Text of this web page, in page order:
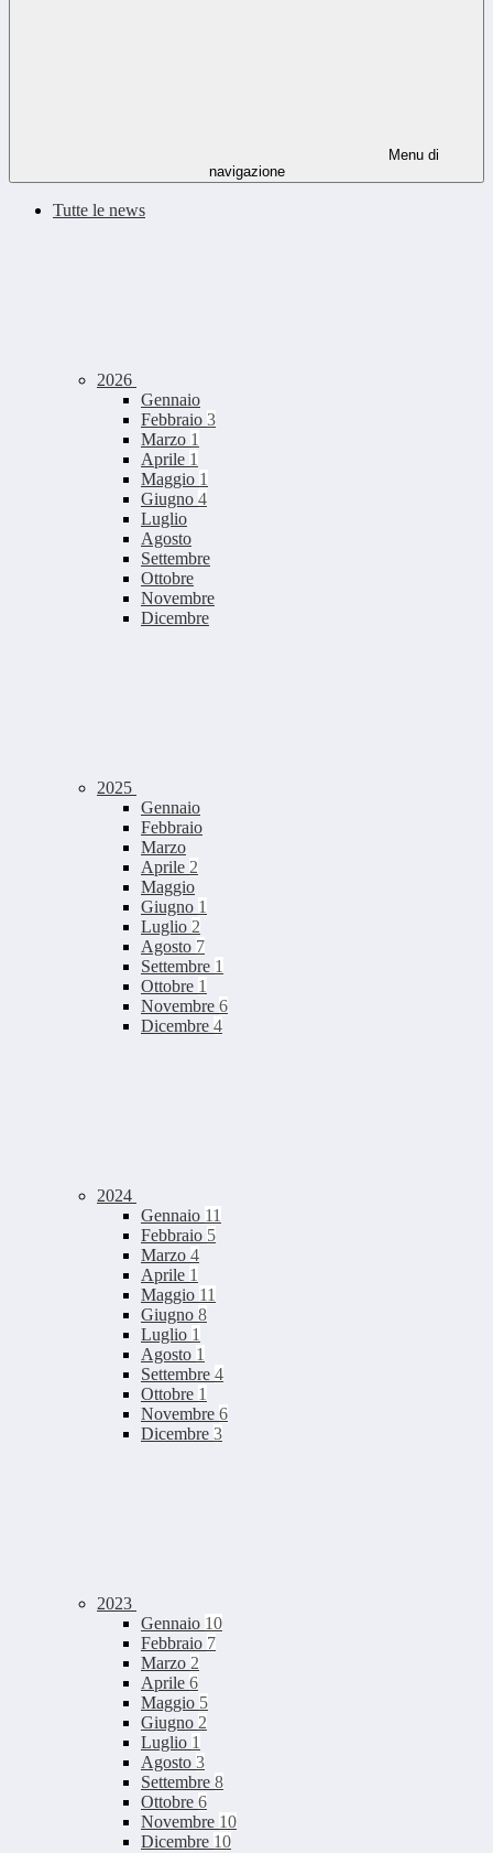
Menu di
navigazione
Tutte le news
2026
Gennaio
Febbraio 3
Marzo 1
Aprile 1
Maggio 1
Giugno 4
Luglio
Agosto
Settembre
Ottobre
Novembre
Dicembre
2025
Gennaio
Febbraio
Marzo
Aprile 2
Maggio
Giugno 1
Luglio 2
Agosto 7
Settembre 1
Ottobre 1
Novembre 6
Dicembre 4
2024
Gennaio 11
Febbraio 5
Marzo 4
Aprile 1
Maggio 11
Giugno 8
Luglio 1
Agosto 1
Settembre 4
Ottobre 1
Novembre 6
Dicembre 3
2023
Gennaio 10
Febbraio 7
Marzo 2
Aprile 6
Maggio 5
Giugno 2
Luglio 1
Agosto 3
Settembre 8
Ottobre 6
Novembre 10
Dicembre 10